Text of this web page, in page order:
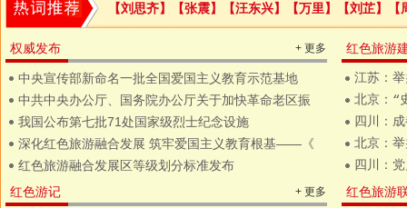
【刘思齐】 【张震】 【汪东兴】 【万里】 【刘芷】
权威发布 + 更多
中央宣传部新命名一批全国爱国主义教育示范基地
中共中央办公厅、国务院办公厅关于加快革命老区振
我国公布第七批71处国家级烈士纪念设施
深化红色旅游融合发展 筑牢爱国主义教育根基——《
红色旅游融合发展区等级划分标准发布
红色旅游
江苏：
北京：“
四川：
北京：
四川：
红色游记
+ 更多 红色旅游